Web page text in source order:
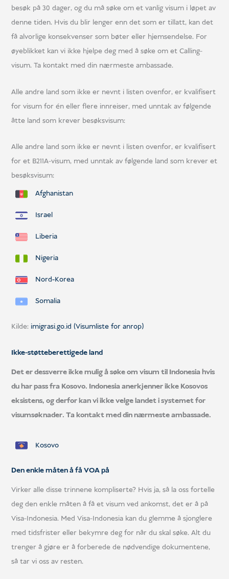
besøk på 30 dager, og du må søke om et vanlig visum i løpet av
denne tiden. Hvis du blir lenger enn det som er tillatt, kan det
få alvorlige konsekvenser som bøter eller hjemsendelse. For
øyeblikket kan vi ikke hjelpe deg med å søke om et Calling-
visum. Ta kontakt med din nærmeste ambassade.
Alle andre land som ikke er nevnt i listen ovenfor, er kvalifisert
for visum for én eller flere innreiser, med unntak av følgende
åtte land som krever besøksvisum:
Alle andre land som ikke er nevnt i listen ovenfor, er kvalifisert
for et B211A-visum, med unntak av følgende land som krever et
besøksvisum:
Afghanistan
Israel
Liberia
Nigeria
Nord-Korea
Somalia
Kilde: imigrasi.go.id (Visumliste for anrop)
Ikke-støtteberettigede land
Det er dessverre ikke mulig å søke om visum til Indonesia hvis
du har pass fra Kosovo. Indonesia anerkjenner ikke Kosovos
eksistens, og derfor kan vi ikke velge landet i systemet for
visumsøknader. Ta kontakt med din nærmeste ambassade.
Kosovo
Den enkle måten å få VOA på
Virker alle disse trinnene kompliserte? Hvis ja, så la oss fortelle
deg den enkle måten å få et visum ved ankomst, det er å på
Visa-Indonesia. Med Visa-Indonesia kan du glemme å sjonglere
med tidsfrister eller bekymre deg for når du skal søke. Alt du
trenger å gjøre er å forberede de nødvendige dokumentene,
så tar vi oss av resten.